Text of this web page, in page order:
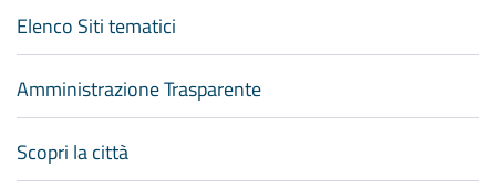
Elenco Siti tematici
Amministrazione Trasparente
Scopri la città